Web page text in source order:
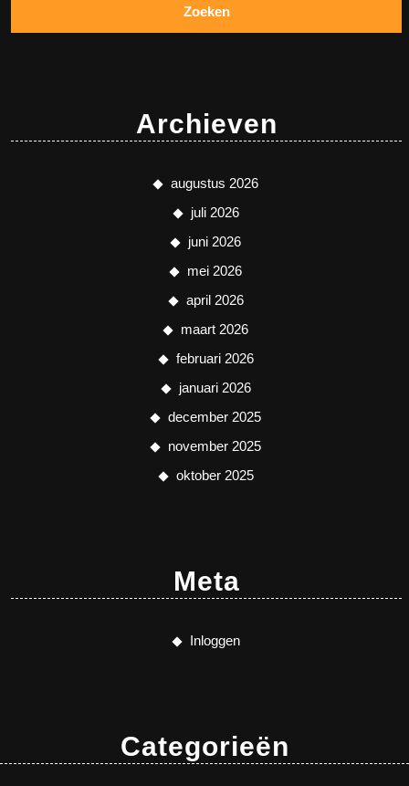
Archieven
augustus 2026
juli 2026
juni 2026
mei 2026
april 2026
maart 2026
februari 2026
januari 2026
december 2025
november 2025
oktober 2025
Meta
Inloggen
Categorieën